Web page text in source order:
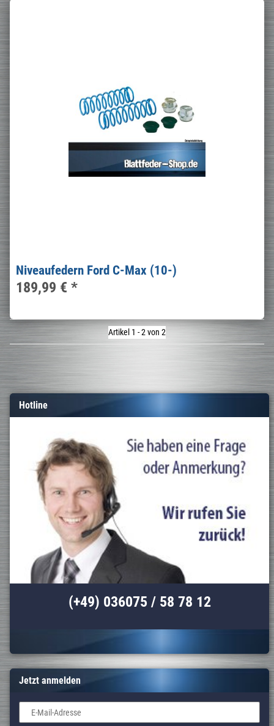
Niveaufedern Ford C-Max (10-)
189,99 € *
Artikel 1 - 2 von 2
Hotline
(+49) 036075 / 58 78 12
Jetzt anmelden
E-Mail-Adresse